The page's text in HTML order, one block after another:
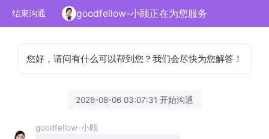
结束沟通 goodfellow-小顾正在为您服务
您好，请问有什么可以帮到您？我们会尽快为您解答！
2026-08-06 03:07:31 开始沟通
goodfellow-小顾